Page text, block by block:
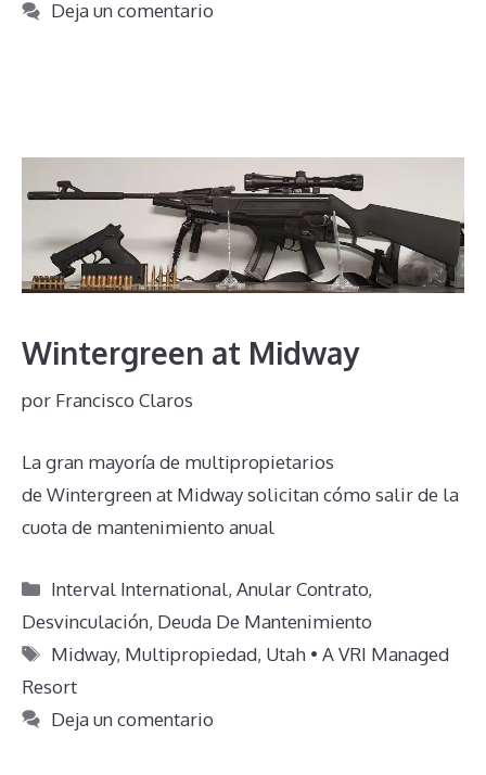
Deja un comentario
Wintergreen at Midway
por Francisco Claros
La gran mayoría de multipropietarios
de Wintergreen at Midway solicitan cómo salir de la
cuota de mantenimiento anual
Categorías
Interval International,Anular Contrato,
Desvinculación, Deuda De Mantenimiento
Etiquetas
Midway, Multipropiedad, Utah • A VRI Managed
Resort
Deja un comentario